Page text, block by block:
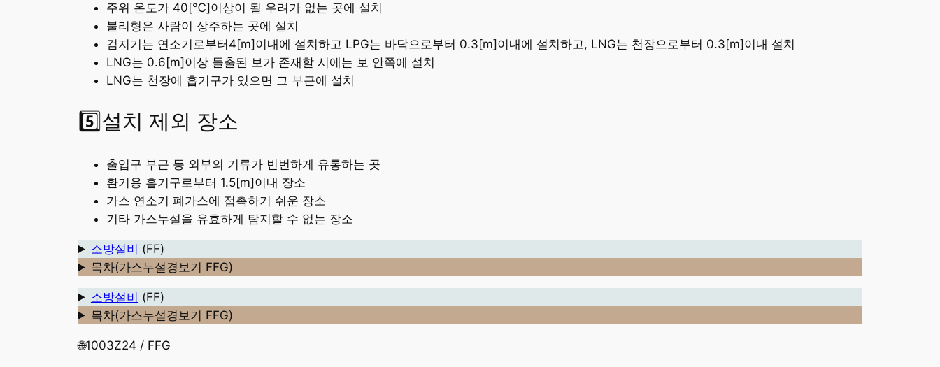
주위 온도가 40[℃]이상이 될 우려가 없는 곳에 설치
불리형은 사람이 상주하는 곳에 설치
검지기는 연소기로부터4[m]이내에 설치하고 LPG는 바닥으로부터 0.3[m]이내에 설치하고, LNG는 천장으로부터 0.3[m]이내 설치
LNG는 0.6[m]이상 돌출된 보가 존재할 시에는 보 안쪽에 설치
LNG는 천장에 흡기구가 있으면 그 부근에 설치
5️⃣설치 제외 장소
출입구 부근 등 외부의 기류가 빈번하게 유통하는 곳
환기용 흡기구로부터 1.5[m]이내 장소
가스 연소기 폐가스에 접촉하기 쉬운 장소
기타 가스누설을 유효하게 탐지할 수 없는 장소
소방설비 (FF)
목차(가스누설경보기 FFG)
소방설비 (FF)
목차(가스누설경보기 FFG)
🌐1003Z24 / FFG